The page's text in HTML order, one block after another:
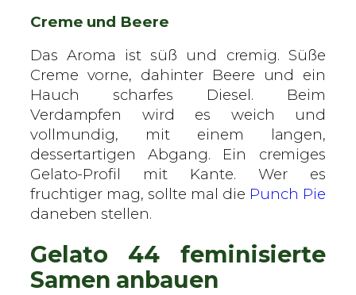
Creme und Beere
Das Aroma ist süß und cremig. Süße
Creme vorne, dahinter Beere und ein
Hauch scharfes Diesel. Beim
Verdampfen wird es weich und
vollmundig, mit einem langen,
dessertartigen Abgang. Ein cremiges
Gelato-Profil mit Kante. Wer es
fruchtiger mag, sollte mal die Punch Pie
daneben stellen.
Gelato 44 feminisierte
Samen anbauen